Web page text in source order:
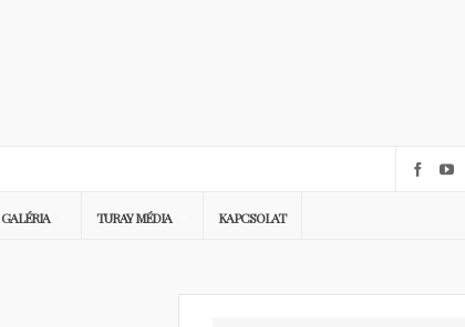
GALÉRIA TURAY MÉDIA KAPCSOLAT